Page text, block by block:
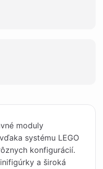
moduly
systému LEGO
konfigurácií.
a široká